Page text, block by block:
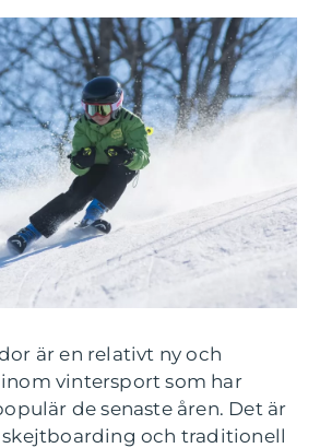
är en relativt ny och
vintersport som har
de senaste åren. Det är
skejtboarding och traditionell